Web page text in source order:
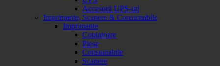
Accesorii UPS-uri
Imprimante, Scanere & Consumabile
Imprimante
Copiatoare
Piese
Consumabile
Scanere